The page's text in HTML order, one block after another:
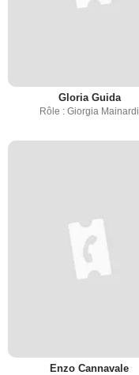
Gloria Guida
Rôle : Giorgia Mainardi
Enzo Cannavale